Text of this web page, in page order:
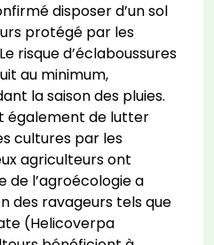
disposer d’un sol
protégé par les
risque d’éclaboussures
au minimum,
la saison des pluies.
également de lutter
cultures par les
agriculteurs ont
de l’agroécologie a
des ravageurs tels que
(Helicoverpa